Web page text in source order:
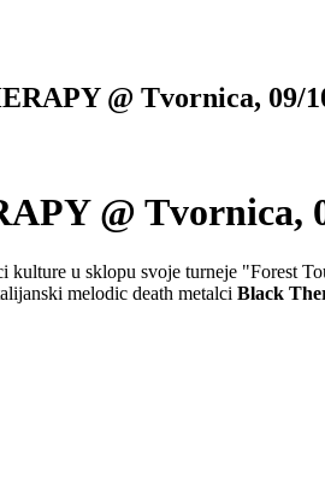
@ Tvornica, 09/
@ Tvornica,
kulture u sklopu svoje turneje "Forest
melodic death metalci Black